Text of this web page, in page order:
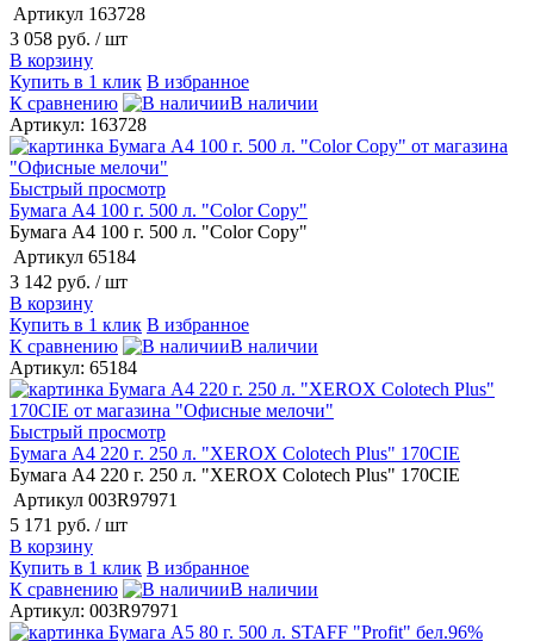
Артикул 163728
3 058 руб. / шт
В корзину
Купить в 1 клик В избранное
К сравнению
В наличии
Артикул: 163728
Быстрый просмотр
Бумага А4 100 г. 500 л. "Color Copy"
Бумага А4 100 г. 500 л. "Color Copy"
Артикул 65184
3 142 руб. / шт
В корзину
Купить в 1 клик В избранное
К сравнению
В наличии
Артикул: 65184
Быстрый просмотр
Бумага А4 220 г. 250 л. "XEROX Colotech Plus" 170CIE
Бумага А4 220 г. 250 л. "XEROX Colotech Plus" 170CIE
Артикул 003R97971
5 171 руб. / шт
В корзину
Купить в 1 клик В избранное
К сравнению
В наличии
Артикул: 003R97971